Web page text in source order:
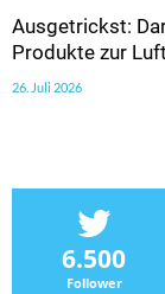
Ausgetrickst:
Produkte zur
26. Juli 2026
6.500
Follower